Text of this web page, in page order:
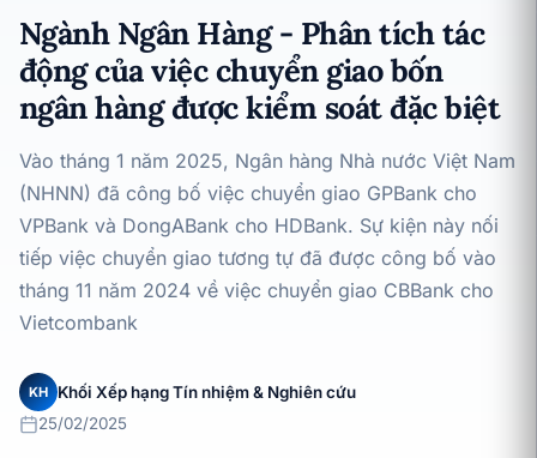
Ngành Ngân Hàng - Phân tích tác
động của việc chuyển giao bốn
ngân hàng được kiểm soát đặc biệt
Vào tháng 1 năm 2025, Ngân hàng Nhà nước Việt Nam
(NHNN) đã công bố việc chuyển giao GPBank cho
VPBank và DongABank cho HDBank. Sự kiện này nối
tiếp việc chuyển giao tương tự đã được công bố vào
tháng 11 năm 2024 về việc chuyển giao CBBank cho
Vietcombank
KH
Khối Xếp hạng Tín nhiệm & Nghiên cứu
25/02/2025